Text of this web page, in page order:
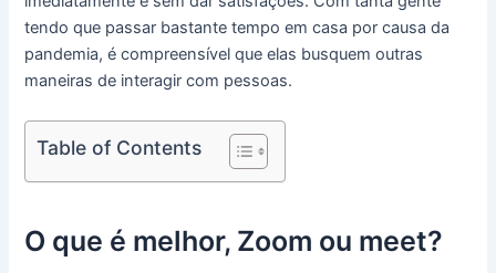
tendo que passar bastante tempo em casa por causa da
pandemia, é compreensível que elas busquem outras
maneiras de interagir com pessoas.
Table of Contents
O que é melhor, Zoom ou meet?